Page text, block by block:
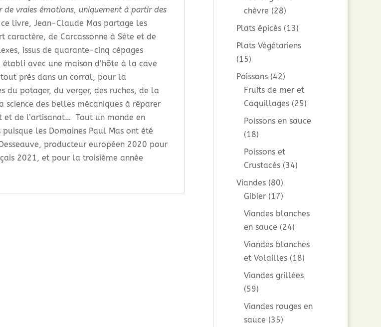
vraies émotions, uniquement à partir des
livre, Jean-Claude Mas partage les
caractère, de Carcassonne à Sète et de
issus de quarante-cinq cépages
avec une maison d’hôte à la cave
près dans un corral, pour la
potager, du verger, des ruches, de la
science des belles mécaniques à réparer
et de l’artisanat… Tout un monde en
les Domaines Paul Mas ont été
producteur européen 2020 pour
2021, et pour la troisième année
chèvre (28)
Plats épicés (13)
Plats Végétariens
(15)
Poissons (42)
Fruits de mer et
Coquillages (25)
Poissons en sauce
(18)
Poissons et
Crustacés (34)
Viandes (80)
Gibier (17)
Viandes blanches
en sauce (24)
Viandes blanches
et Volailles (18)
Viandes grillées
(59)
Viandes rouges en
sauce (35)